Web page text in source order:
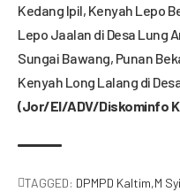
Kedang Ipil, Kenyah Lepo
Lepo Jaalan di Desa Lung
Sungai Bawang, Punan
Kenyah Long Lalang di
(Jor/El/ADV/Diskominfo
TAGGED: DPMPD Kaltim M